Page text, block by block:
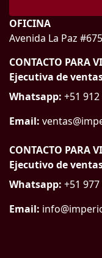
OFICINA
Avenida La Paz
CONTACTO PARA
Ejecutiva de
Whatsapp: +51
Email:
CONTACTO PARA
Ejecutivo de
Whatsapp: +51
Email: